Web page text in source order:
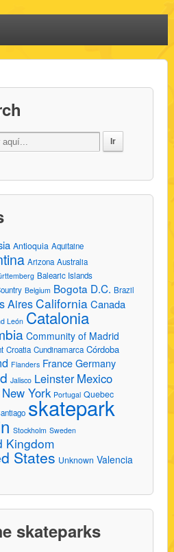
Antioquia Aquitaine
Arizona Australia
Balearic Islands
Belgium Bogota D.C. Brazil
AiresCaliforniaCanada
León Catalonia
Community of Madrid
Croatia Cundinamarca Córdoba
Flanders FranceGermany
Jalisco Leinster Mexico
New York Portugal Quebec
skatepark
Stockholm Sweden
Kingdom
States Unknown Valencia
skateparks